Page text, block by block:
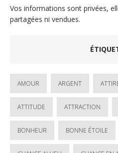
Vos informations sont privées,
partagées ni vendues.
AMOUR ARGENT
ATTITUDE ATTRACTION
BONHEUR BONNE ÉTOILE